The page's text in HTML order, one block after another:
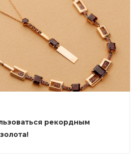
рекордным